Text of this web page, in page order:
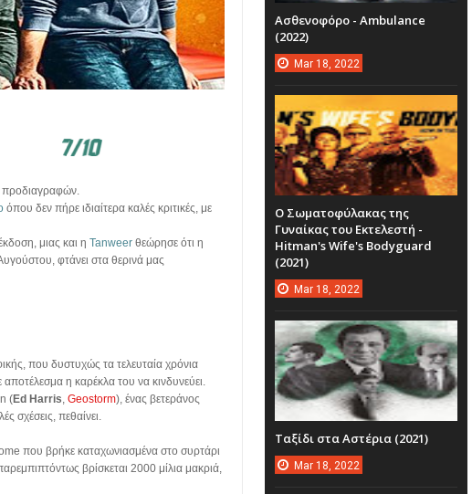
προδιαγραφών.
όπου δεν πήρε ιδιαίτερα καλές κριτικές, με
μιας και η Tanweer θεώρησε ότι η
φτάνει στα θερινά μας
που δυστυχώς τα τελευταία χρόνια
αποτέλεσμα η καρέκλα του να κινδυνεύει.
(Ed Harris, Geostorm), ένας βετεράνος
σχέσεις, πεθαίνει.
που βρήκε καταχωνιασμένα στο συρτάρι
βρίσκεται 2000 μίλια μακριά,
Ασθενοφόρο - Ambulance
(2022)
Mar 18, 2022
Ο Σωματοφύλακας της
Γυναίκας του Εκτελεστή -
Hitman's Wife's Bodyguard
(2021)
Mar 18, 2022
Ταξίδι στα Αστέρια (2021)
Mar 18, 2022